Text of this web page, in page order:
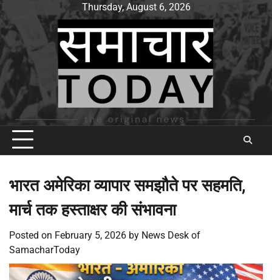
Skip
to
content
Thursday, August 6, 2026
भारत अमेरिका व्यापार समझौते पर सहमति,
मार्च तक हस्ताक्षर की संभावना
Posted on February 5, 2026 by News Desk of
SamacharToday